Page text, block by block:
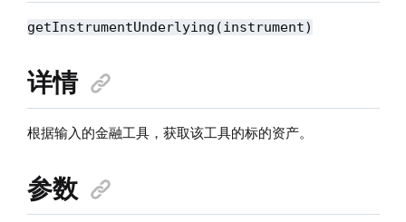
getInstrumentUnderlying(instrument)
详情
根据输入的金融工具，获取该工具的标的资产。
参数